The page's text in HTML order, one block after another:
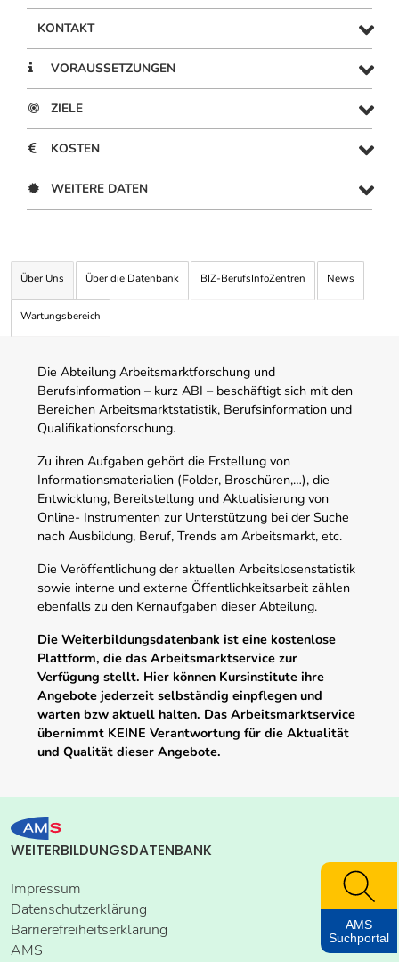
KONTAKT
VORAUSSETZUNGEN
ZIELE
KOSTEN
WEITERE DATEN
Über Uns Über die Datenbank BIZ-BerufsInfoZentren News
Wartungsbereich
Die Abteilung Arbeitsmarktforschung und
Berufsinformation – kurz ABI – beschäftigt sich mit den
Bereichen Arbeitsmarktstatistik, Berufsinformation und
Qualifikationsforschung.
Zu ihren Aufgaben gehört die Erstellung von
Informationsmaterialien (Folder, Broschüren,…), die
Entwicklung, Bereitstellung und Aktualisierung von
Online- Instrumenten zur Unterstützung bei der Suche
nach Ausbildung, Beruf, Trends am Arbeitsmarkt, etc.
Die Veröffentlichung der aktuellen Arbeitslosenstatistik
sowie interne und externe Öffentlichkeitsarbeit zählen
ebenfalls zu den Kernaufgaben dieser Abteilung.
Die Weiterbildungsdatenbank ist eine kostenlose
Plattform, die das Arbeitsmarktservice zur
Verfügung stellt. Hier können Kursinstitute ihre
Angebote jederzeit selbständig einpflegen und
warten bzw aktuell halten. Das Arbeitsmarktservice
übernimmt KEINE Verantwortung für die Aktualität
und Qualität dieser Angebote.
WEITERBILDUNGSDATENBANK
Impressum
Datenschutzerklärung
Barrierefreiheitserklärung
AMS
AMS
Suchportal